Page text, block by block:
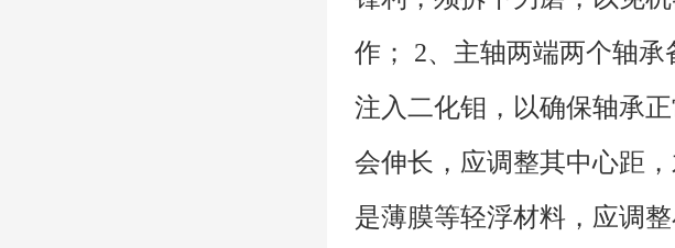
作； 2、主轴两端两个轴
注入二化钼，以确保轴承
会伸长，应调整其中心距
是薄膜等轻浮材料，应调